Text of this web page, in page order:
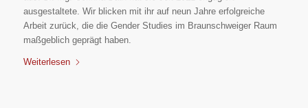
ausgestaltete. Wir blicken mit ihr auf neun Jahre erfolgreiche
Arbeit zurück, die die Gender Studies im Braunschweiger Raum
maßgeblich geprägt haben.
Weiterlesen